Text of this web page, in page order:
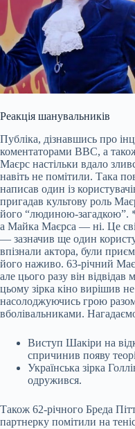
Реакція шанувальників
Публіка, дізнавшись про
коментаторами BBC, а
Маєрс настільки вдало
навіть не помітили. Така
написав один із
пригадав культову роль
його “людиною-загадкою”.
а Майка Маєрса — ні. Це
— зазначив ще один
впізнали актора, були
його наживо. 63-річний
але цього разу він
цьому зірка кіно вирішив
насолоджуючись грою
вболівальниками.
Виступ Шакіри на
спричинив появу
Українська зірка
одружився.
Також 62-річного Бреда
партнерку помітили на